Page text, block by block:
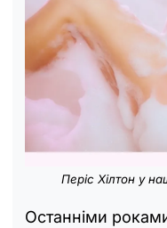
Періс Хілтон у
Останніми